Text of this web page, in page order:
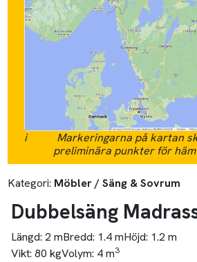
i
Markeringarna på kartan
preliminära punkter för
Kategori: Möbler / Säng & Sovrum
Dubbelsäng
Längd: 2 mBredd: 1.4 mHöjd: 1.2 m
Vikt: 80 kgVolym: 4 m3